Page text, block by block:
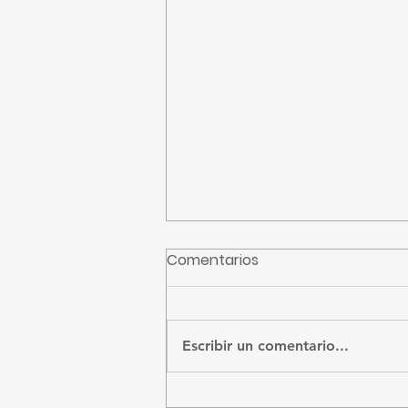
CFE recibidos
Comentarios
Escribir un comentario...